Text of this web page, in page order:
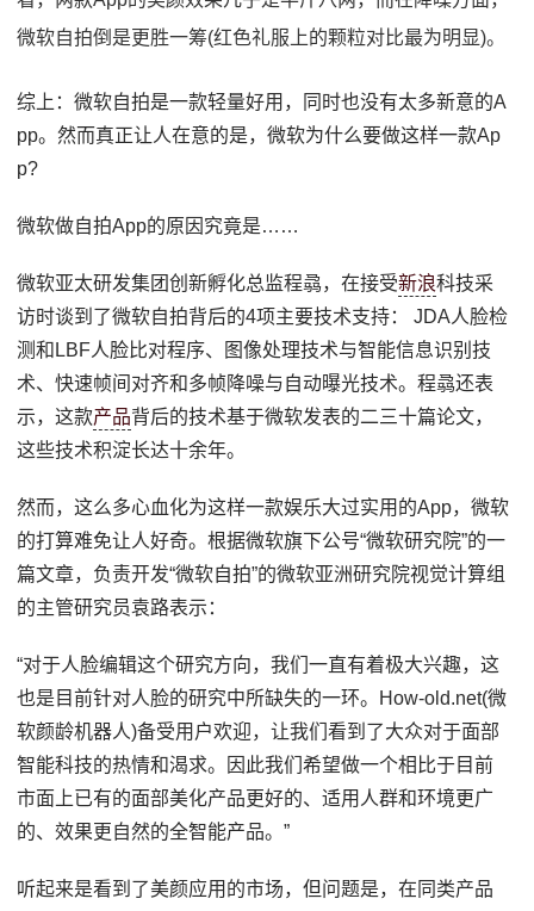
微软自拍倒是更胜一筹(红色礼服上的颗粒对比最为明显)。
综上：微软自拍是一款轻量好用，同时也没有太多新意的A
pp。然而真正让人在意的是，微软为什么要做这样一款Ap
p?
微软做自拍App的原因究竟是……
微软亚太研发集团创新孵化总监程骉，在接受新浪科技采
访时谈到了微软自拍背后的4项主要技术支持： JDA人脸检
测和LBF人脸比对程序、图像处理技术与智能信息识别技
术、快速帧间对齐和多帧降噪与自动曝光技术。程骉还表
示，这款产品背后的技术基于微软发表的二三十篇论文，
这些技术积淀长达十余年。
然而，这么多心血化为这样一款娱乐大过实用的App，微软
的打算难免让人好奇。根据微软旗下公号“微软研究院”的一
篇文章，负责开发“微软自拍”的微软亚洲研究院视觉计算组
的主管研究员袁路表示：
“对于人脸编辑这个研究方向，我们一直有着极大兴趣，这
也是目前针对人脸的研究中所缺失的一环。How-old.net(微
软颜龄机器人)备受用户欢迎，让我们看到了大众对于面部
智能科技的热情和渴求。因此我们希望做一个相比于目前
市面上已有的面部美化产品更好的、适用人群和环境更广
的、效果更自然的全智能产品。”
听起来是看到了美颜应用的市场，但问题是，在同类产品